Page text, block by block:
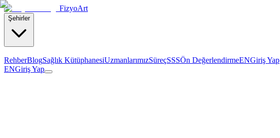
FizyoArt
Şehirler
RehberBlogSağlık KütüphanesiUzmanlarımızSüreçSSSÖn DeğerlendirmeENGiriş Yap
ENGiriş Yap